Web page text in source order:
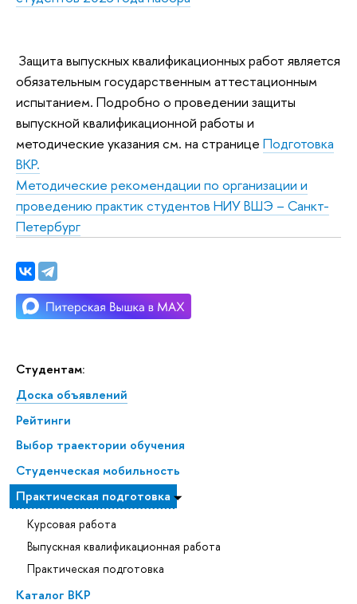
Студентам:
Доска объявлений
Рейтинги
Выбор траектории обучения
Студенческая мобильность
Практическая подготовка
Курсовая работа
Выпускная квалификационная работа
Практическая подготовка
Каталог ВКР
Защита выпускных квалификационных работ является
обязательным государственным аттестационным
испытанием. Подробно о проведении защиты
выпускной квалификационной работы и
методические указания см. на странице Подготовка
ВКР.
Методические рекомендации по организации и
проведению практик студентов НИУ ВШЭ – Санкт-
Петербург